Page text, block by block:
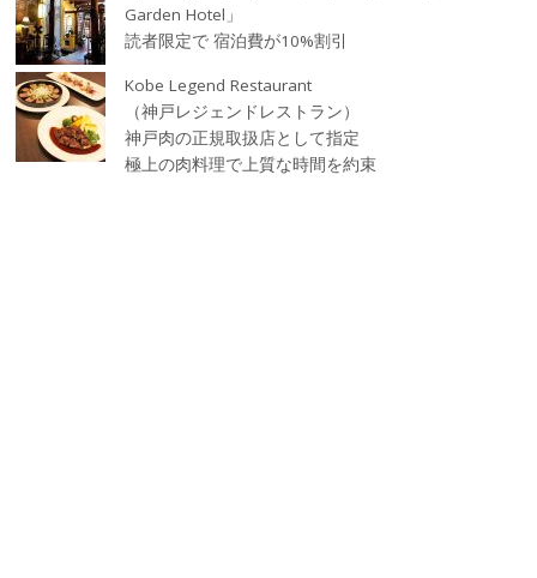
Garden Hotel」
読者限定で 宿泊費が10%割引
Kobe Legend Restaurant
（神戸レジェンドレストラン）
神戸肉の正規取扱店として指定
極上の肉料理で上質な時間を約束